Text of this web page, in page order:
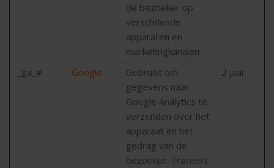
de bezoeker op
verschillende
apparaten en
marketingkanalen.
_ga_# Google
Gebruikt om
gegevens naar
Google Analytics te
verzenden over het
apparaat en het
gedrag van de
bezoeker. Traceert
2 jaar